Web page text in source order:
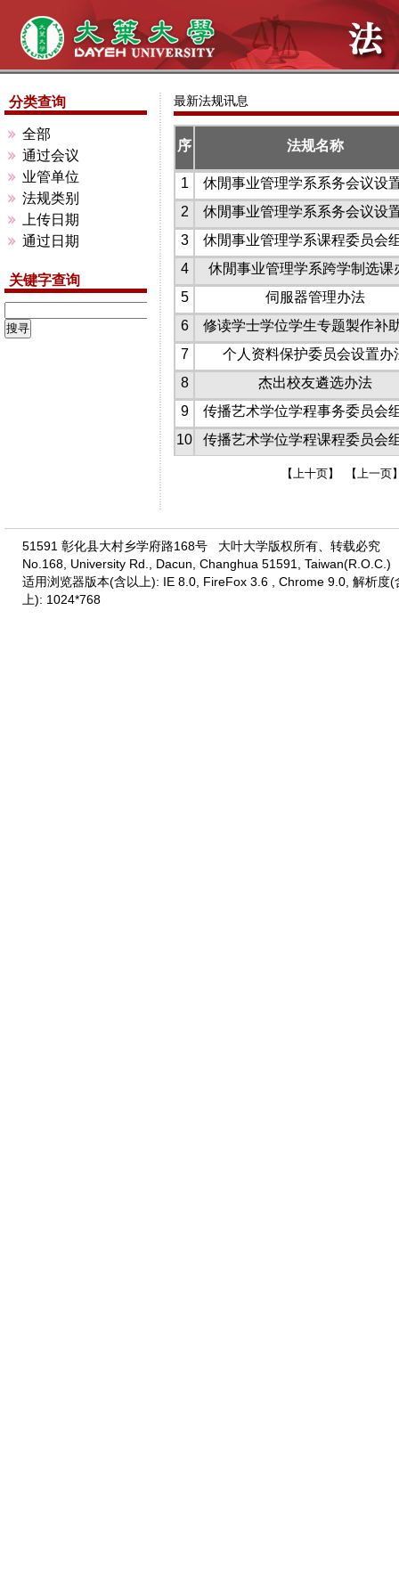
分类查询
全部
通过会议
业管单位
法规类别
上传日期
通过日期
关键字查询
最新法规讯息
序 法规名称
1
休閒事业管理学系系务会议设
2
休閒事业管理学系系务会议设
3
休閒事业管理学系课程委员会
4
休閒事业管理学系跨学制选课
5
伺服器管理办法
6
修读学士学位学生专题製作补
7
个人资料保护委员会设置办
8
杰出校友遴选办法
9
传播艺术学位学程事务委员会
10
传播艺术学位学程课程委员会
【上十页】 【上一页
51591 彰化县大村乡学府路168号 大叶大学版权所有、转载必究
No.168, University Rd., Dacun, Changhua 51591, Taiwan(R.O.C.)
适用浏览器版本(含以上): IE 8.0, FireFox 3.6 , Chrome 9.0, 解析度(
上): 1024*768